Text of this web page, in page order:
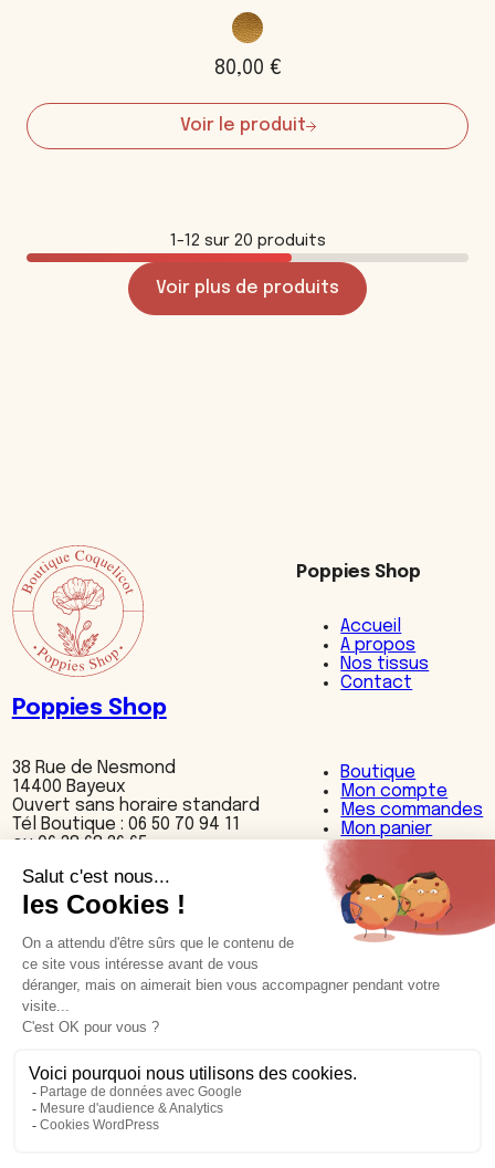
80,00 €
Voir le produit
:
Sac
1-12 sur 20 produits
Voir plus de produits
Poppies Shop
38 Rue de Nesmond
14400 Bayeux
Ouvert sans horaire standard
Tél Boutique : 06 50 70 94 11
ou 06 38 68 36 65
Poppies Shop
Accueil
A propos
Nos tissus
Contact
Boutique
Mon compte
Mes commandes
Mon panier
Accessoires
Bijoux
Cuisine
Décoration
Textiles
Nos cuirs et motifs